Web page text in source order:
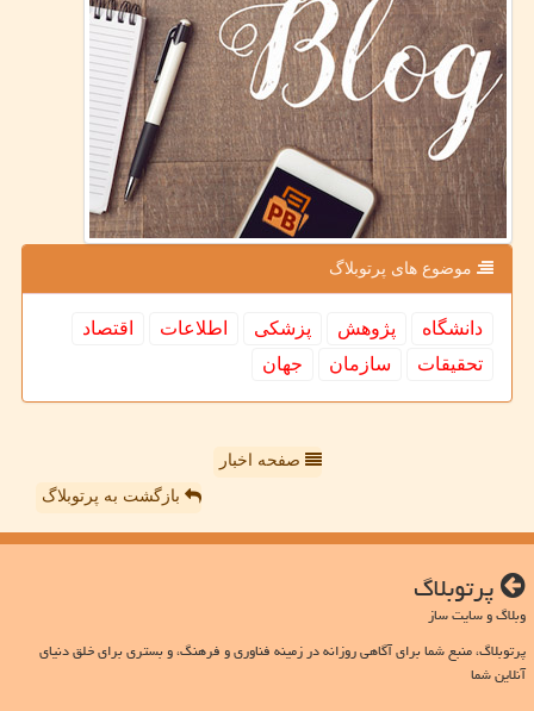
موضوع های پرتوبلاگ
دانشگاه پژوهش پزشكی اطلاعات
اقتصاد
تحقیقات
سازمان جهان
صفحه اخبار
بازگشت به پرتوبلاگ
پرتوبلاگ
وبلاگ و سایت ساز
پرتوبلاگ، منبع شما برای آگاهی روزانه در زمینه فناوری و فرهنگ، و بستری برای خلق دنیای
آنلاین شما